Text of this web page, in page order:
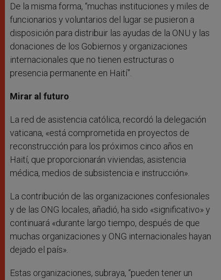
De la misma forma, “muchas instituciones y miles de
funcionarios y voluntarios del lugar se pusieron a
disposición para distribuir las ayudas de la ONU y las
donaciones de los Gobiernos y organizaciones
internacionales que no tienen estructuras o
presencia permanente en Haití”.
Mirar al futuro
La red de asistencia católica, recordó la delegación
vaticana, «está comprometida en proyectos de
reconstrucción para los próximos cinco años en
Haití, que proporcionarán viviendas, asistencia
médica, medios de subsistencia e instrucción».
La contribución de las organizaciones confesionales
y de las ONG locales, añadió, ha sido «significativo» y
continuará «durante largo tiempo, después de que
muchas organizaciones y ONG internacionales hayan
dejado el país».
Estas organizaciones, subraya, “pueden tener un